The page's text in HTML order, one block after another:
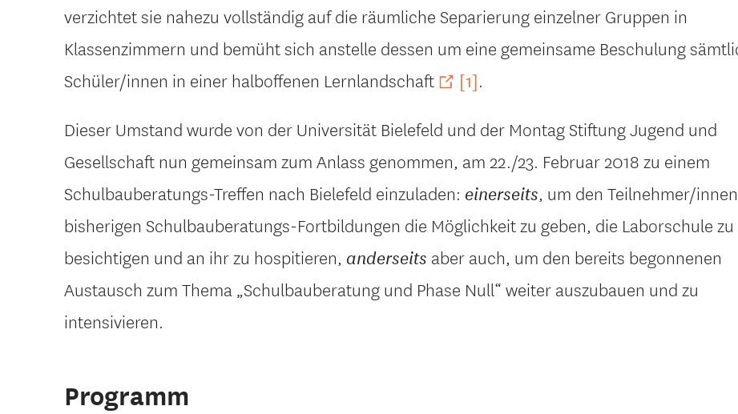
verzichtet sie nahezu vollständig auf die räumliche Separierung einzelner Gruppen in
Klassenzimmern und bemüht sich anstelle dessen um eine gemeinsame Beschulung
Schüler/innen in einer halboffenen Lernlandschaft
[1].
Dieser Umstand wurde von der Universität Bielefeld und der Montag Stiftung Jugend und
Gesellschaft nun gemeinsam zum Anlass genommen, am 22./23. Februar 2018 zu einem
Schulbauberatungs-Treffen nach Bielefeld einzuladen: einerseits, um den Teilnehmer/
bisherigen Schulbauberatungs-Fortbildungen die Möglichkeit zu geben, die Laborschule zu
besichtigen und an ihr zu hospitieren, anderseits aber auch, um den bereits begonnenen
Austausch zum Thema „Schulbauberatung und Phase Null“ weiter auszubauen und zu
intensivieren.
Programm